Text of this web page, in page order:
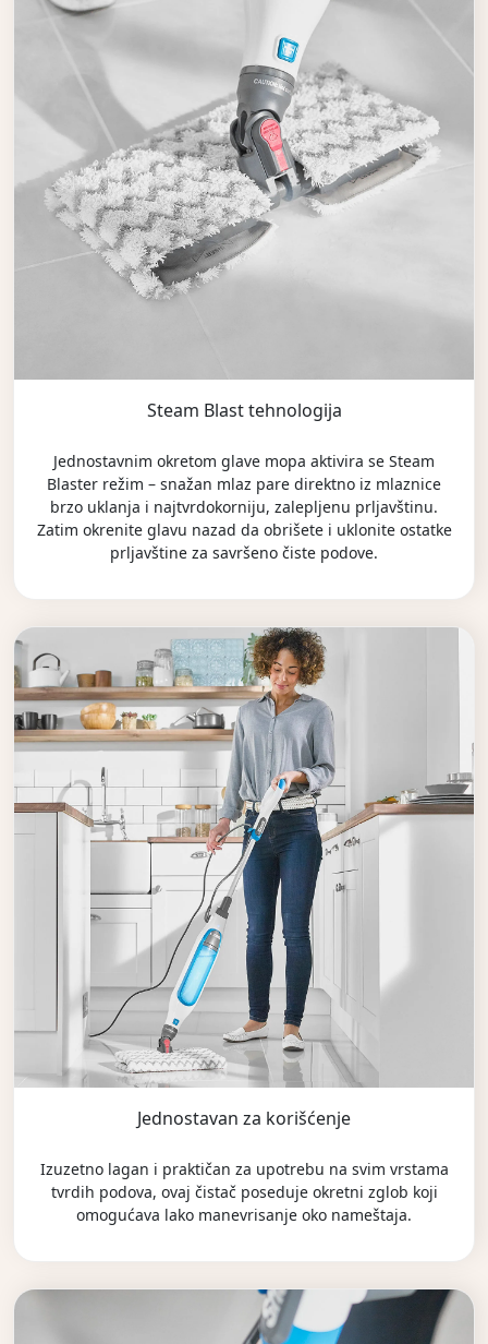
Steam Blast tehnologija
Jednostavnim okretom glave mopa aktivira se Steam
Blaster režim – snažan mlaz pare direktno iz mlaznice
brzo uklanja i najtvrdokorniju, zalepljenu prljavštinu.
Zatim okrenite glavu nazad da obrišete i uklonite ostatke
prljavštine za savršeno čiste podove.
Jednostavan za korišćenje
Izuzetno lagan i praktičan za upotrebu na svim vrstama
tvrdih podova, ovaj čistač poseduje okretni zglob koji
omogućava lako manevrisanje oko nameštaja.